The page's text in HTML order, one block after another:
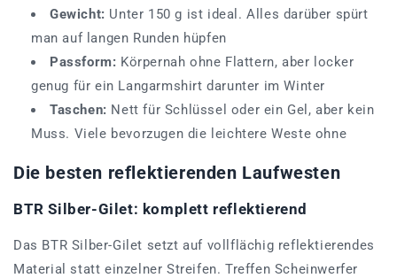
Gewicht: Unter 150 g ist ideal. Alles darüber spürt
man auf langen Runden hüpfen
Passform: Körpernah ohne Flattern, aber locker
genug für ein Langarmshirt darunter im Winter
Taschen: Nett für Schlüssel oder ein Gel, aber kein
Muss. Viele bevorzugen die leichtere Weste ohne
Die besten reflektierenden Laufwesten
BTR Silber-Gilet: komplett reflektierend
Das BTR Silber-Gilet setzt auf vollflächig reflektierendes
Material statt einzelner Streifen. Treffen Scheinwerfer